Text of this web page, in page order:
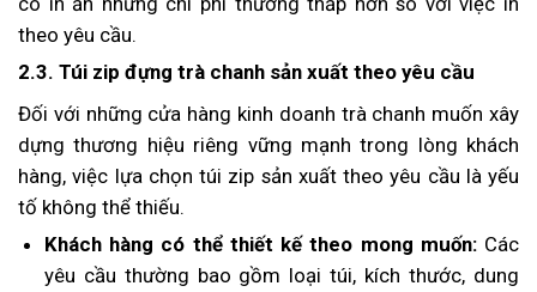
theo yêu cầu.
2.3. Túi zip đựng trà chanh sản xuất theo yêu cầu
Đối với những cửa hàng kinh doanh trà chanh muốn xây
dựng thương hiệu riêng vững mạnh trong lòng khách
hàng, việc lựa chọn túi zip sản xuất theo yêu cầu là yếu
tố không thể thiếu.
Khách hàng có thể thiết kế theo mong muốn: Các
yêu cầu thường bao gồm loại túi, kích thước, dung